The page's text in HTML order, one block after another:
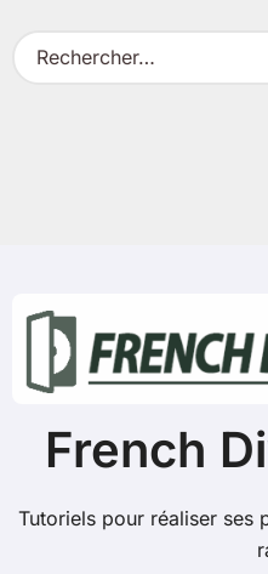
R
e
French
Tutoriels pour réaliser ses